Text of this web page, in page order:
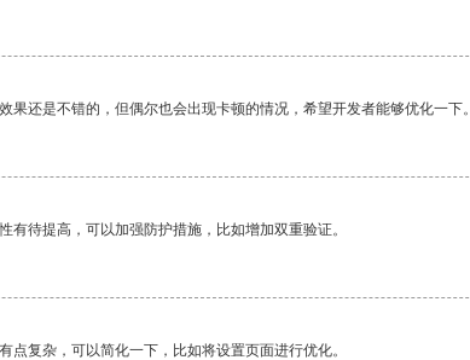
果还是不错的，但偶尔也会出现卡顿的情况，希望开发者能够优化一下。
有待提高，可以加强防护措施，比如增加双重验证。
点复杂，可以简化一下，比如将设置页面进行优化。